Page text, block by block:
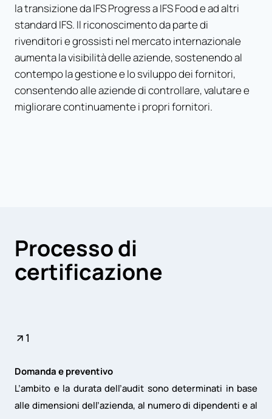
la transizione da IFS Progress a IFS Food e ad altri
standard IFS. Il riconoscimento da parte di
rivenditori e grossisti nel mercato internazionale
aumenta la visibilità delle aziende, sostenendo al
contempo la gestione e lo sviluppo dei fornitori,
consentendo alle aziende di controllare, valutare e
migliorare continuamente i propri fornitori.
Processo di
certificazione
1
Domanda e preventivo
L’ambito e la durata dell’audit sono determinati in base
alle dimensioni dell’azienda, al numero di dipendenti e al